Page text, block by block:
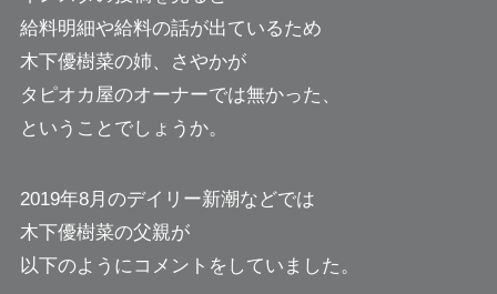
給料明細や給料の話が出ているため
木下優樹菜の姉、さやかが
タピオカ屋のオーナーでは無かった、
ということでしょうか。
2019年8月のデイリー新潮などでは
木下優樹菜の父親が
以下のようにコメントをしていました。